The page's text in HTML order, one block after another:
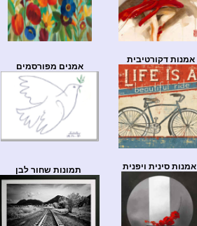
אמנות דקורטיבית
אמנים מפורסמים
אמנות סינית ויפנית תמונות שחור לבן